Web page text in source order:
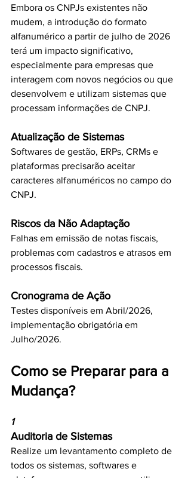
Embora os CNPJs existentes não
mudem, a introdução do formato
alfanumérico a partir de julho de 2026
terá um impacto significativo,
especialmente para empresas que
interagem com novos negócios ou que
desenvolvem e utilizam sistemas que
processam informações de CNPJ.
Atualização de Sistemas
Softwares de gestão, ERPs, CRMs e
plataformas precisarão aceitar
caracteres alfanuméricos no campo do
CNPJ.
Riscos da Não Adaptação
Falhas em emissão de notas fiscais,
problemas com cadastros e atrasos em
processos fiscais.
Cronograma de Ação
Testes disponíveis em Abril/2026,
implementação obrigatória em
Julho/2026.
Como se Preparar para a
Mudança?
1
Auditoria de Sistemas
Realize um levantamento completo de
todos os sistemas, softwares e